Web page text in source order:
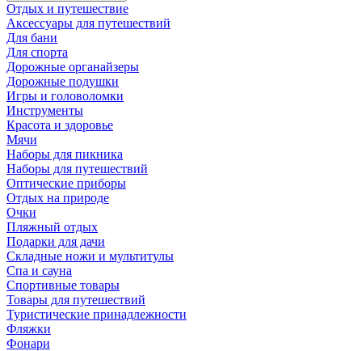
Отдых и путешествие
Аксессуары для путешествий
Для бани
Для спорта
Дорожные органайзеры
Дорожные подушки
Игры и головоломки
Инструменты
Красота и здоровье
Мячи
Наборы для пикника
Наборы для путешествий
Оптические приборы
Отдых на природе
Очки
Пляжный отдых
Подарки для дачи
Складные ножи и мультитулы
Спа и сауна
Спортивные товары
Товары для путешествий
Туристические принадлежности
Фляжки
Фонари